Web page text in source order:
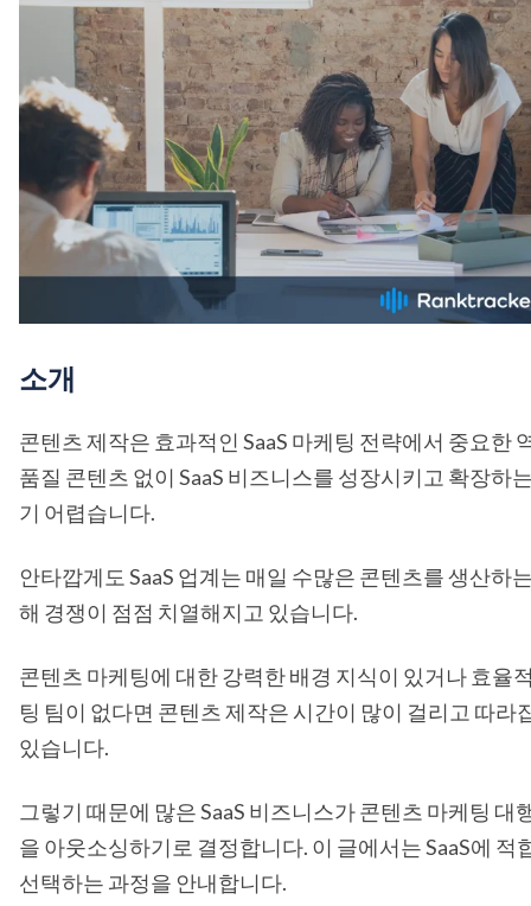
소개
콘텐츠 제작은 효과적인 SaaS 마케팅 전략에서 중요한
품질 콘텐츠 없이 SaaS 비즈니스를 성장시키고 확장하
기 어렵습니다.
안타깝게도 SaaS 업계는 매일 수많은 콘텐츠를 생산하
해 경쟁이 점점 치열해지고 있습니다.
콘텐츠 마케팅에 대한 강력한 배경 지식이 있거나 효율
팅 팀이 없다면 콘텐츠 제작은 시간이 많이 걸리고 따라
있습니다.
그렇기 때문에 많은 SaaS 비즈니스가 콘텐츠 마케팅 대
을 아웃소싱하기로 결정합니다. 이 글에서는 SaaS에 적
선택하는 과정을 안내합니다.